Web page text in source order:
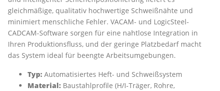
gleichmäßige, qualitativ hochwertige Schweißnähte und
minimiert menschliche Fehler. VACAM- und LogicSteel-
CADCAM-Software sorgen für eine nahtlose Integration in
Ihren Produktionsfluss, und der geringe Platzbedarf macht
das System ideal für beengte Arbeitsumgebungen.
Typ: Automatisiertes Heft- und Schweißsystem
Material: Baustahlprofile (H/I-Träger, Rohre,